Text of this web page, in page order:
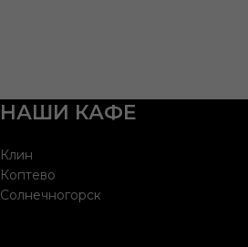
НАШИ КАФЕ
Клин
Коптево
Солнечногорск